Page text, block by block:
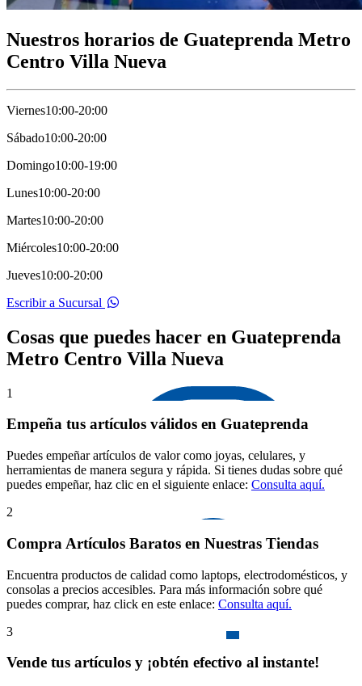
Nuestros horarios de Guateprenda Metro
Centro Villa Nueva
Viernes10:00-20:00
Sábado10:00-20:00
Domingo10:00-19:00
Lunes10:00-20:00
Martes10:00-20:00
Miércoles10:00-20:00
Jueves10:00-20:00
Escribir a Sucursal
Cosas que puedes hacer en Guateprenda
Metro Centro Villa Nueva
1
Empeña tus artículos válidos en Guateprenda
Puedes empeñar artículos de valor como joyas, celulares, y
herramientas de manera segura y rápida. Si tienes dudas sobre qué
puedes empeñar, haz clic en el siguiente enlace: Consulta aquí.
2
Compra Artículos Baratos en Nuestras Tiendas
Encuentra productos de calidad como laptops, electrodomésticos, y
consolas a precios accesibles. Para más información sobre qué
puedes comprar, haz click en este enlace: Consulta aquí.
3
Vende tus artículos y ¡obtén efectivo al instante!